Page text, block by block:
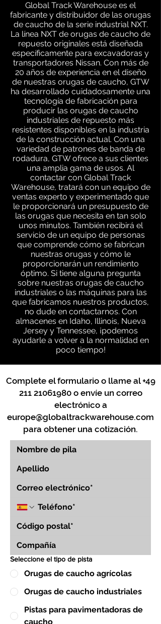
Global Track Warehouse es el
fabricante y distribuidor de las orugas
de caucho de la serie industrial NXT.
La línea NXT de orugas de caucho de
repuesto originales está diseñada
específicamente para excavadoras y
transportadores Nissan. Con más de
20 años de experiencia en el diseño
de nuestras orugas de caucho, GTW
ha desarrollado cuidadosamente una
tecnología de fabricación para
producir las orugas de caucho
industriales de repuesto más
resistentes disponibles en la industria
de la construcción actual. Con una
variedad de patrones de banda de
rodadura, GTW ofrece a sus clientes
una amplia gama de usos. Al
contactar con Global Track
Warehouse, tratará con un equipo de
ventas experto y experimentado que
le proporcionará un presupuesto de
las orugas que necesita en tan solo
unos minutos. También recibirá el
servicio de un equipo de personas
que comprende cómo se fabrican
nuestras orugas y cómo le
proporcionarán un rendimiento
óptimo. Si tiene alguna pregunta
sobre nuestras orugas de caucho
industriales o las máquinas para las
que fabricamos nuestros productos,
no dude en contactarnos. Con
almacenes en Idaho, Illinois, Nueva
Jersey y Tennessee, ¡podemos
ayudarle a volver a la normalidad en
poco tiempo!
Complete el formulario o llame al+49
211 21061980o envíe un correo
electrónico a
europe@globaltrackwarehouse.com
para obtener una cotización.
Seleccione el tipo de pista
Orugas de caucho agrícolas
Orugas de caucho industriales
Pistas para pavimentadoras de
caucho